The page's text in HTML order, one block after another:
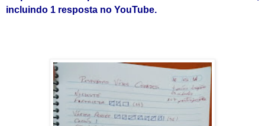
incluindo 1 resposta no YouTube.